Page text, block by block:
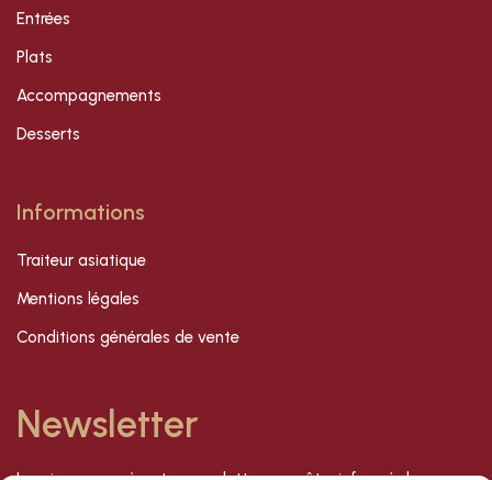
Entrées
Plats
Accompagnements
Desserts
Informations
Traiteur asiatique
Mentions légales
Conditions générales de vente
Newsletter